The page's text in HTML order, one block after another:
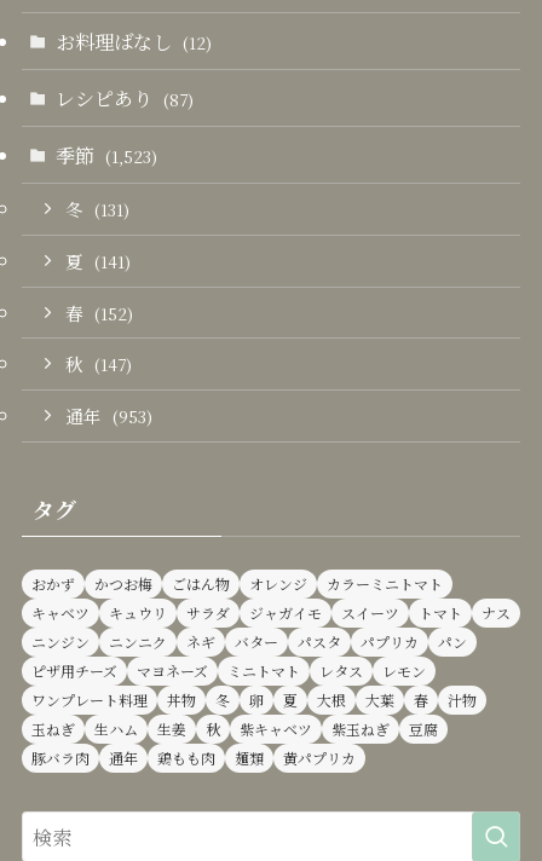
お料理ばなし (12)
レシピあり (87)
季節 (1,523)
冬 (131)
夏 (141)
春 (152)
秋 (147)
通年 (953)
タグ
おかず かつお梅 ごはん物 オレンジ
カラーミニトマト
キャベツ
キュウリ サラダ ジャガイモ スイーツ トマト
ナス
ニンジン
ニンニク ネギ バター パスタ パプリカ
パン
ピザ用チーズ
マヨネーズ ミニトマト レタス
レモン
ワンプレート料理
丼物 冬 卵 夏 大根 大葉 春
汁物
玉ねぎ
生ハム 生姜 秋 紫キャベツ 紫玉ねぎ
豆腐
豚バラ肉
通年 鶏もも肉 麺類 黄パプリカ